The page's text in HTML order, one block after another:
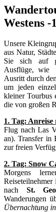
Westens -
Unsere
aus Natur,
Sie sich auf
Ausflüge, wie
Ausritt durch
um jeden
kleiner Tourbus
die von großen
1. Tag: Anreise
Flug nach Las
an). Transfer in
zur freien
2. Tag: Snow
Morgens
nach St.
Wanderungen
Übernachtung